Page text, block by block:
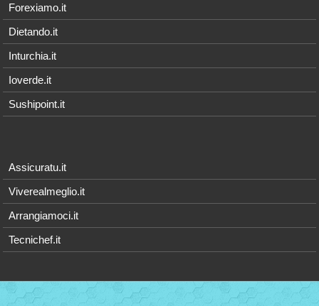
Forexiamo.it
Dietando.it
Inturchia.it
Ioverde.it
Sushipoint.it
Assicuratu.it
Viverealmeglio.it
Arrangiamoci.it
Tecnichef.it